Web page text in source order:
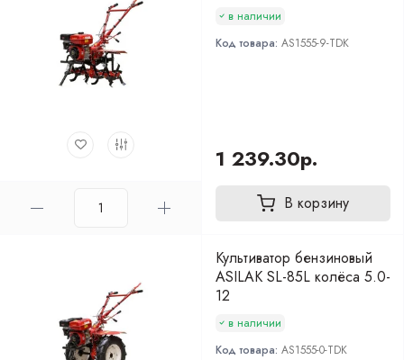
в наличии
Код товара: AS1555-9-TDK
1 239.30р.
В корзину
Культиватор бензиновый
ASILAK SL-85L колёса 5.0-
12
в наличии
Код товара: AS1555-0-TDK